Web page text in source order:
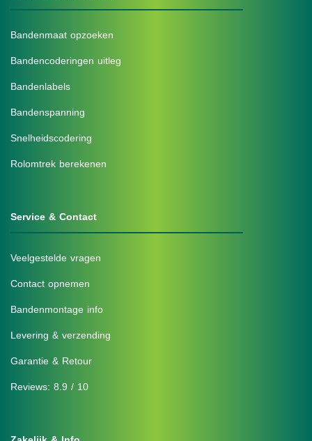
Bandenmaat opzoeken
Bandencoderingen uitleg
Bandenlabels
Bandenspanning
Snelheidscodering
Rolomtrek berekenen
Service & Contact
Veelgestelde vragen
Contact opnemen
Bandenmontage info
Levering & verzending
Garantie & Retour
Reviews: 8.9 / 10